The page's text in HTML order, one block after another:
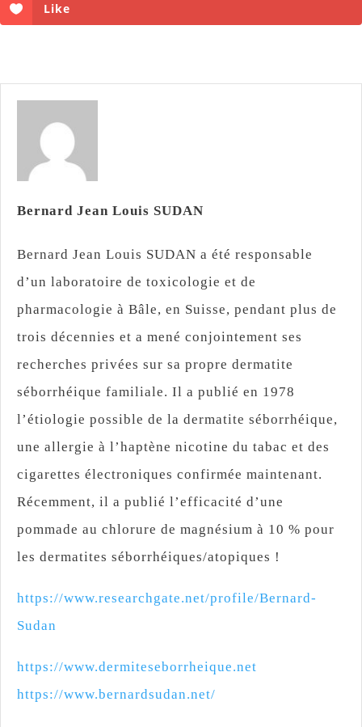
Like
Bernard Jean Louis SUDAN
Bernard Jean Louis SUDAN a été responsable
d’un laboratoire de toxicologie et de
pharmacologie à Bâle, en Suisse, pendant plus de
trois décennies et a mené conjointement ses
recherches privées sur sa propre dermatite
séborrhéique familiale. Il a publié en 1978
l’étiologie possible de la dermatite séborrhéique,
une allergie à l’haptène nicotine du tabac et des
cigarettes électroniques confirmée maintenant.
Récemment, il a publié l’efficacité d’une
pommade au chlorure de magnésium à 10 % pour
les dermatites séborrhéiques/atopiques !
https://www.researchgate.net/profile/Bernard-
Sudan
https://www.dermiteseborrheique.net
https://www.bernardsudan.net/